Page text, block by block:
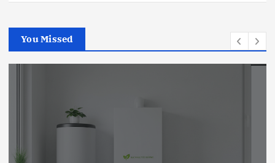
You Missed